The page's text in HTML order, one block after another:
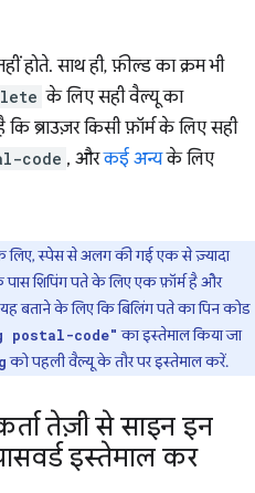
होते. साथ ही, फ़ील्ड का क्रम भी
के लिए सही वैल्यू का
ब्राउज़र किसी फ़ॉर्म के लिए सही
code , औरकई अन्यके लिए
के लिए, स्पेस से अलग की गई एक से ज़्यादा
शिपिंग पते के लिए एक फ़ॉर्म है और
यह बताने के लिए कि बिलिंग पते का पिन कोड
postal-code" का इस्तेमाल किया जा
को पहली वैल्यू के तौर पर इस्तेमाल करें.
तेज़ी से साइन इन
इस्तेमाल कर